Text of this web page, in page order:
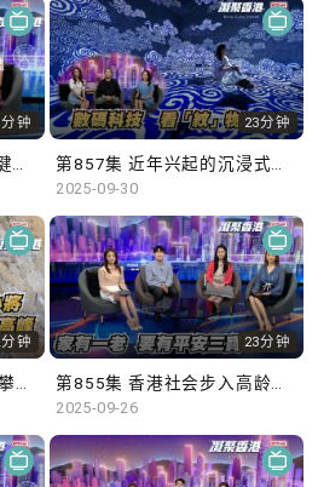
钟 23分钟
2025-09-30
钟 23分钟
2025-09-26